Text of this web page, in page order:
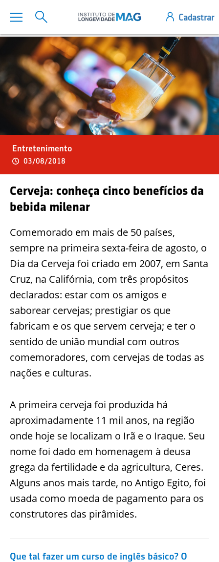
Entretenimento
03/08/2018
Cerveja: conheça cinco benefícios da
bebida milenar
Comemorado em mais de 50 países,
sempre na primeira sexta-feira de agosto, o
Dia da Cerveja foi criado em 2007, em Santa
Cruz, na Califórnia, com três propósitos
declarados: estar com os amigos e
saborear cervejas; prestigiar os que
fabricam e os que servem cerveja; e ter o
sentido de união mundial com outros
comemoradores, com cervejas de todas as
nações e culturas.
A primeira cerveja foi produzida há
aproximadamente 11 mil anos, na região
onde hoje se localizam o Irã e o Iraque. Seu
nome foi dado em homenagem à deusa
grega da fertilidade e da agricultura, Ceres.
Alguns anos mais tarde, no Antigo Egito, foi
usada como moeda de pagamento para os
construtores das pirâmides.
Que tal fazer um curso de inglês básico? O